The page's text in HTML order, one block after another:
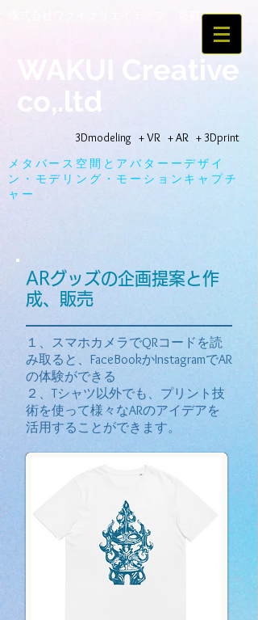
WAKUI Creative
co,.ltd
3Dmodeling + VR + AR + 3Dprint
メタバース空間とアバターーデザイ
ン・モデリング・モーションキャプチ
ャー
ARグッズの企画提案と作
成、販売
１、スマホカメラでQRコードを読
み取ると、FaceBookかInstagramでAR
の体験ができる
​２、Tシャツ以外でも、プリント技
術を使って様々なARのアイデアを
活用することができます。